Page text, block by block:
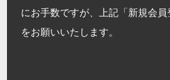
にお手数ですが、上記「新規会
をお願いいたします。